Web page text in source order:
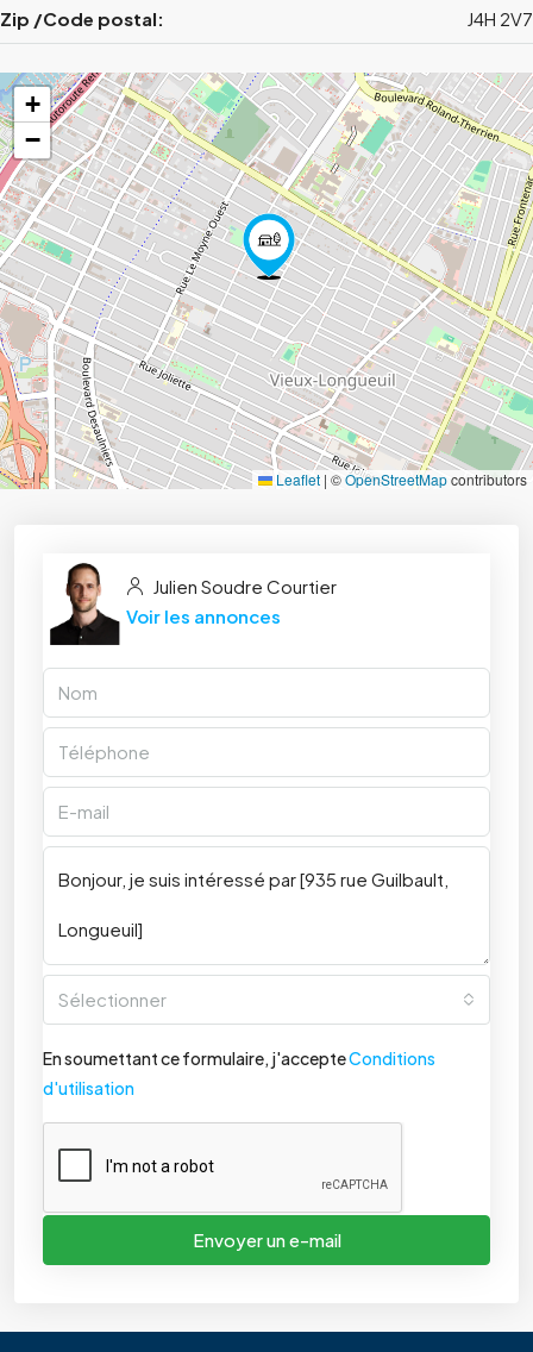
Zip /Code postal: J4H 2V7
+
−
Leaflet | ©OpenStreetMapcontributors
Julien Soudre Courtier
Voir les annonces
Sélectionner
En soumettant ce formulaire, j'accepteConditions
d'utilisation
Envoyer un e-mail